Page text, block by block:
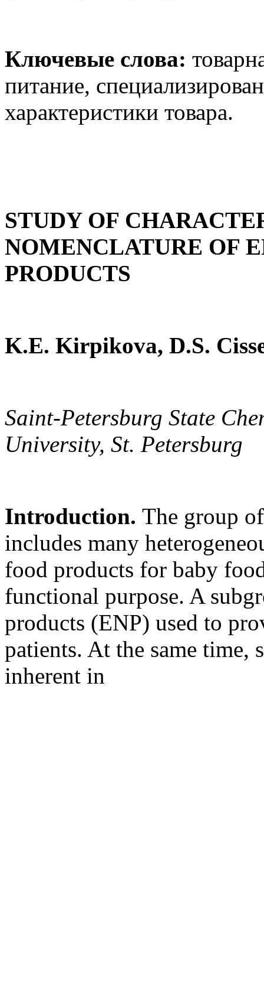
Ключевые слова:
питание,
характеристики товара.
STUDY OF
NOMENCLATURE OF
PRODUCTS
K.E. Kirpikova, D.S.
Saint-Petersburg State
University, St. Petersburg
Introduction. The group
includes many
food products for baby
functional purpose. A
products (ENP) used to
patients. At the same time,
inherent in